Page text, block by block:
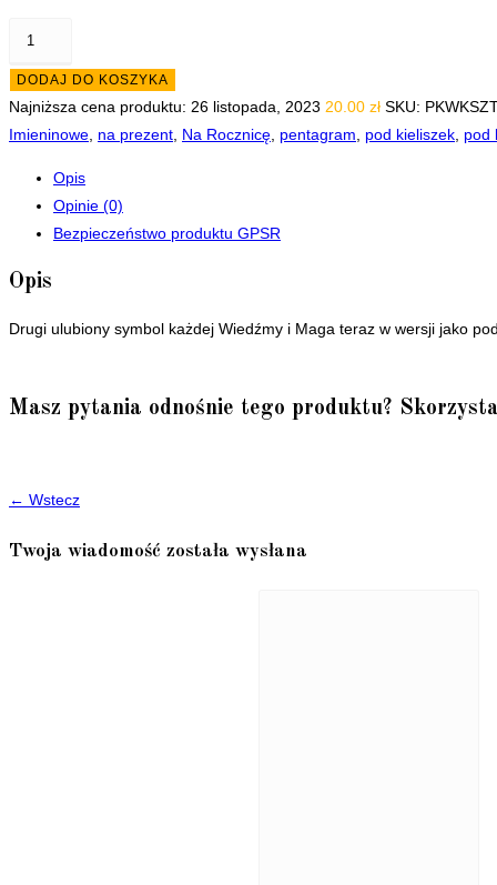
ilość
Triquetra
wycięta
1
DODAJ DO KOSZYKA
Najniższa cena produktu: 26 listopada, 2023 20.00 zł SKU:
Imieninowe, na prezent, Na Rocznicę, pentagram, pod kieliszek, pod
Opis
Opinie (0)
Bezpieczeństwo produktu GPSR
Opis
Drugi ulubiony symbol każdej Wiedźmy i Maga teraz w wersji jako
Masz pytania odnośnie tego produktu?
← Wstecz
Twoja wiadomość została wysłana